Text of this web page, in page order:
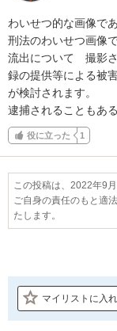
わいせつ的な画像で
刑法のわいせつ画像
流出について　撮影
録の提供等による被
が検討されます。
逮捕されることもあ
役に立った 1
この投稿は、2022年9
ご自身の責任のもと適
たします。
マイリストに入